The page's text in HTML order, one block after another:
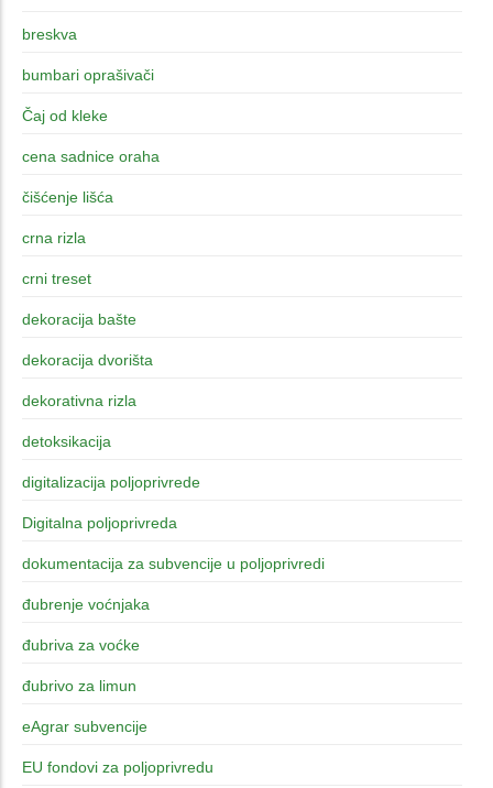
breskva
bumbari oprašivači
Čaj od kleke
cena sadnice oraha
čišćenje lišća
crna rizla
crni treset
dekoracija bašte
dekoracija dvorišta
dekorativna rizla
detoksikacija
digitalizacija poljoprivrede
Digitalna poljoprivreda
dokumentacija za subvencije u poljoprivredi
đubrenje voćnjaka
đubriva za voćke
đubrivo za limun
eAgrar subvencije
EU fondovi za poljoprivredu